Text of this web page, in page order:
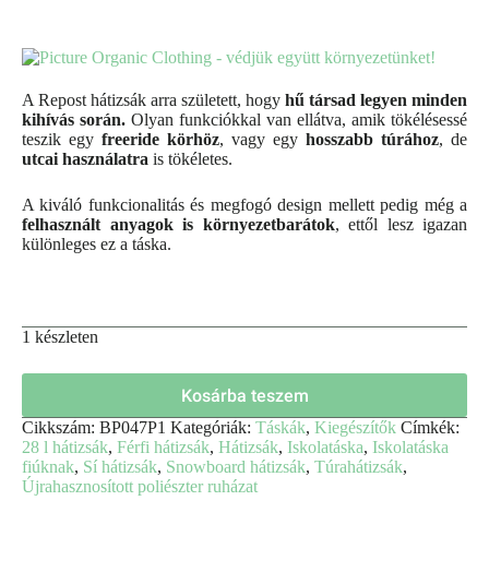
A Repost hátizsák arra született, hogy hű társad legyen minden
kihívás során. Olyan funkciókkal van ellátva, amik tökélésessé
teszik egy freeride körhöz, vagy egy hosszabb túrához, de
utcai használatra is tökéletes.
A kiváló funkcionalitás és megfogó design mellett pedig még a
felhasznált anyagok is környezetbarátok, ettől lesz igazan
különleges ez a táska.
1 készleten
Kosárba teszem
Cikkszám: BP047P1 Kategóriák: Táskák, Kiegészítők Címkék:
28 l hátizsák, Férfi hátizsák, Hátizsák, Iskolatáska, Iskolatáska
fiúknak, Sí hátizsák, Snowboard hátizsák, Túrahátizsák,
Újrahasznosított poliészter ruházat